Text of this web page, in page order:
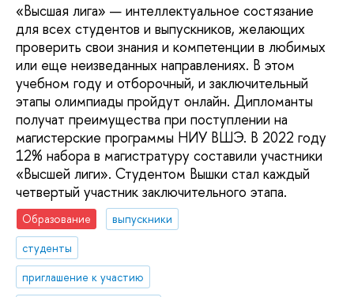
«Высшая лига» — интеллектуальное состязание
для всех студентов и выпускников, желающих
проверить свои знания и компетенции в любимых
или еще неизведанных направлениях. В этом
учебном году и отборочный, и заключительный
этапы олимпиады пройдут онлайн. Дипломанты
получат преимущества при поступлении на
магистерские программы НИУ ВШЭ. В 2022 году
12% набора в магистратуру составили участники
«Высшей лиги». Студентом Вышки стал каждый
четвертый участник заключительного этапа.
Образование
выпускники
студенты
приглашение к участию